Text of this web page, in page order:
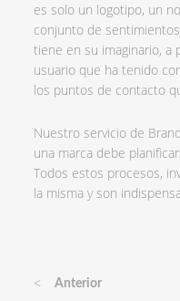
es solo un logotipo, un
conjunto de
tiene en su imaginario, a
usuario que ha tenido
los puntos de contacto
Nuestro servicio de
una marca debe
Todos estos procesos,
la misma y son
< Anterior